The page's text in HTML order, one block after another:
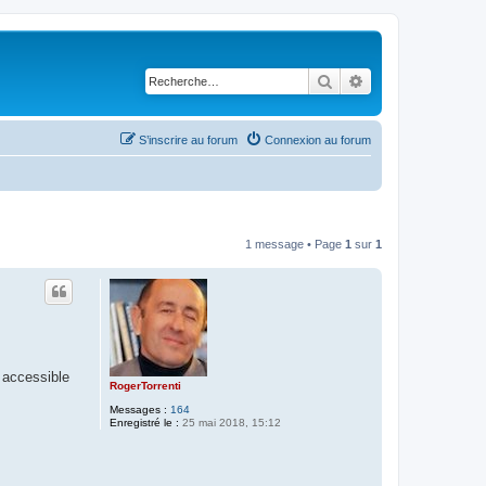
Rechercher
Connexion au forum
S’inscrire au forum
1 message • Page 1 sur 1
RogerTorrenti
Messages : 164
Enregistré le : 25 mai 2018, 15:12